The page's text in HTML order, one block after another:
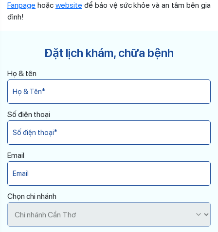
Fanpage hoặc website để bảo vệ sức khỏe và an tâm bên gia
đình!
Đặt lịch khám, chữa bệnh
Họ & tên
Số điện thoại
Email
Chọn chi nhánh